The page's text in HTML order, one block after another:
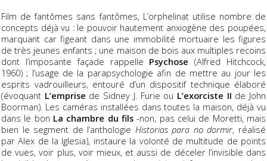
Film de fantômes sans fantômes, L’orphelinat utilise nombre de
concepts déjà vu : le pouvoir hautement anxiogène des poupées,
marquant car figeant dans une immobilité mortuaire les figures
de très jeunes enfants ; une maison de bois aux multiples recoins
dont l’imposante façade rappelle Psychose (Alfred Hitchcock,
1960) ; l’usage de la parapsychologie afin de mettre au jour les
esprits vadrouilleurs, entouré d’un dispositif technique élaboré
(évoquant L’emprise de Sidney J. Furie ou L’exorciste II de John
Boorman). Les caméras installées dans toutes la maison, déjà vu
dans le bon La chambre du fils -non, pas celui de Moretti, mais
bien le segment de l’anthologie Historias para no dormir, réalisé
par Alex de la Iglesia), instaure la volonté de multitude de points
de vues, voir plus, voir mieux, et aussi de déceler l’invisible dans